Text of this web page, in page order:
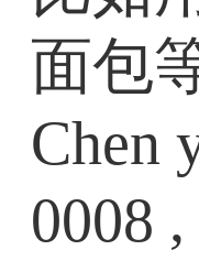
面包
Chen
0008